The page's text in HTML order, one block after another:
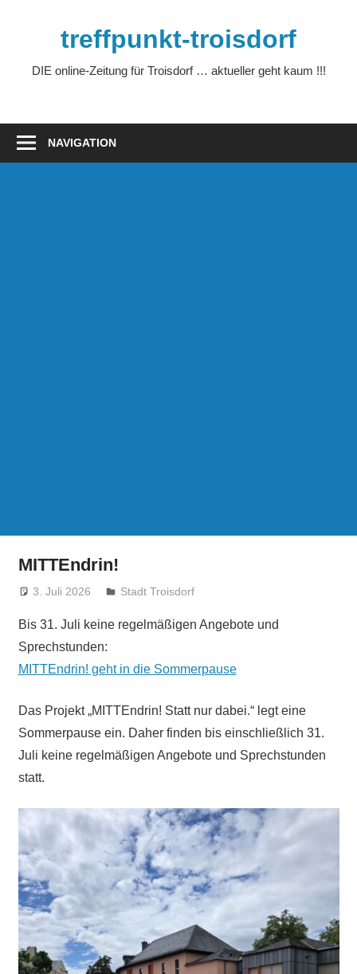
treffpunkt-troisdorf
DIE online-Zeitung für Troisdorf … aktueller geht kaum !!!
NAVIGATION
MITTEndrin!
3. Juli 2026 treffpunkt
Stadt Troisdorf
Bis 31. Juli keine regelmäßigen Angebote und
Sprechstunden:
MITTEndrin! geht in die Sommerpause
Das Projekt „MITTEndrin! Statt nur dabei.“ legt eine
Sommerpause ein. Daher finden bis einschließlich 31.
Juli keine regelmäßigen Angebote und Sprechstunden
statt.